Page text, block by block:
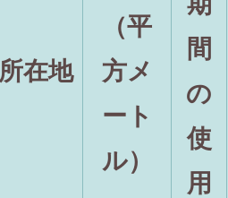
所在地
（平
方メ
ート
ル）
間
の
使
用